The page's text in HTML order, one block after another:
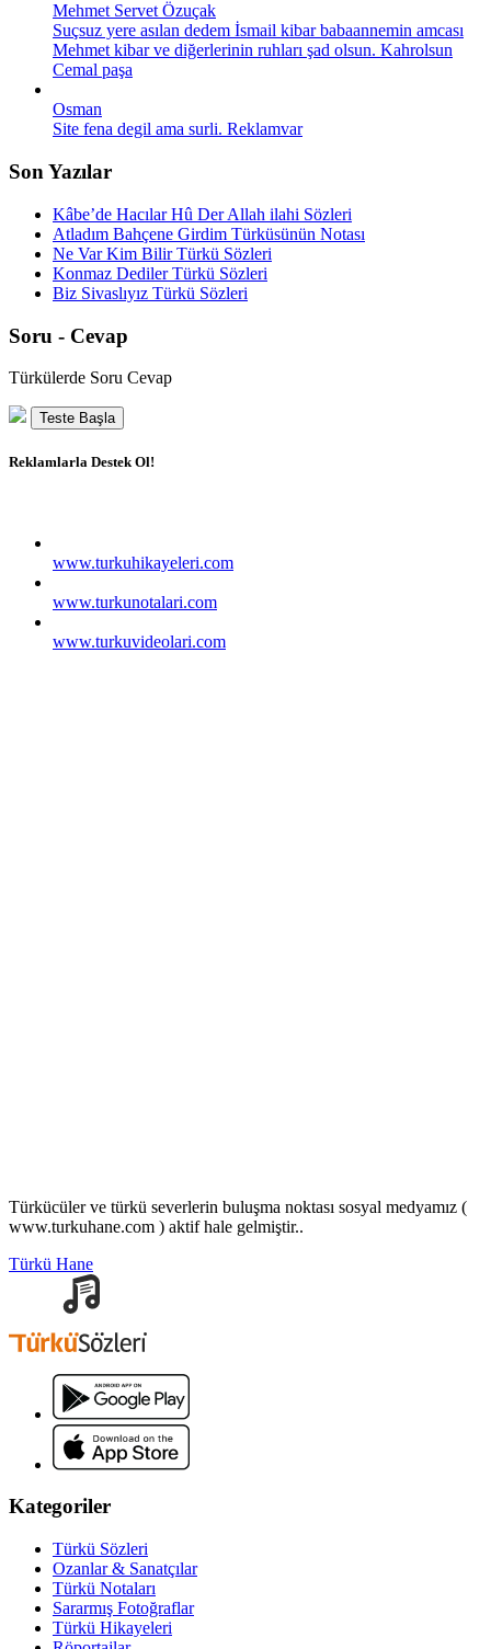
Mehmet Servet Özuçak
Suçsuz yere asılan dedem İsmail kibar babaannemin amcası
Mehmet kibar ve diğerlerinin ruhları şad olsun. Kahrolsun
Cemal paşa
Osman
Site fena degil ama surli. Reklamvar
Son Yazılar
Kâbe’de Hacılar Hû Der Allah ilahi Sözleri
Atladım Bahçene Girdim Türküsünün Notası
Ne Var Kim Bilir Türkü Sözleri
Konmaz Dediler Türkü Sözleri
Biz Sivaslıyız Türkü Sözleri
Soru - Cevap
Türkülerde Soru Cevap
Teste Başla
Reklamlarla Destek Ol!
www.turkuhikayeleri.com
www.turkunotalari.com
www.turkuvideolari.com
Türkücüler ve türkü severlerin buluşma noktası sosyal medyamız (
www.turkuhane.com ) aktif hale gelmiştir..
Türkü Hane
Kategoriler
Türkü Sözleri
Ozanlar & Sanatçılar
Türkü Notaları
Sararmış Fotoğraflar
Türkü Hikayeleri